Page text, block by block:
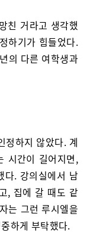
친 거라고 생각했
하기가 힘들었다.
의 다른 여학생과
정하지 않았다. 계
시간이 길어지면,
다. 강의실에서 남
, 집에 갈 때도 같
는 그런 루시엘을
하게 부탁했다.